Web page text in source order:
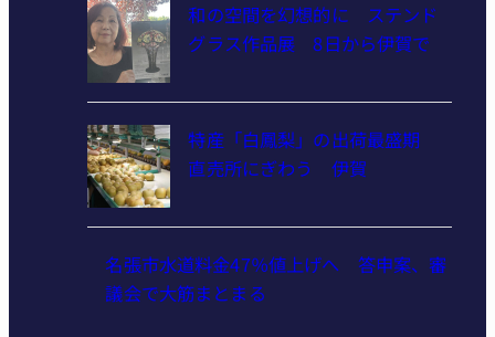
和の空間を幻想的に ステンド
グラス作品展 8日から伊賀で
特産「白鳳梨」の出荷最盛期
直売所にぎわう 伊賀
名張市水道料金47％値上げへ 答申案、審
議会で大筋まとまる